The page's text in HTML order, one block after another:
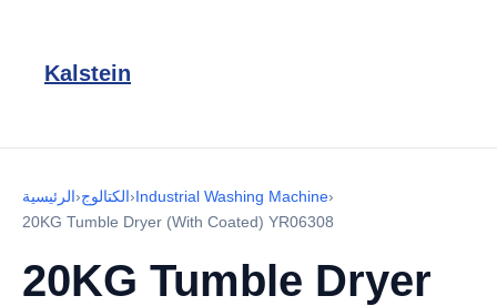
Kalstein
الرئيسية›الكتالوج›Industrial Washing Machine›
20KG Tumble Dryer (With Coated) YR06308
20KG Tumble Dryer